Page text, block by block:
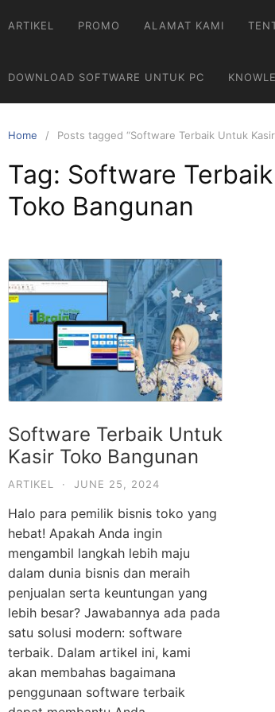
ARTIKEL PROMO ALAMAT KAMI
DOWNLOAD SOFTWARE UNTUK PC
Home Posts tagged “Software Terbaik Untuk
Tag: Software
Toko Bangunan
Software Terbaik Untuk
Kasir Toko Bangunan
ARTIKEL · JUNE 25, 2024
Halo para pemilik bisnis toko yang
hebat! Apakah Anda ingin
mengambil langkah lebih maju
dalam dunia bisnis dan meraih
penjualan serta keuntungan yang
lebih besar? Jawabannya ada pada
satu solusi modern: software
terbaik. Dalam artikel ini, kami
akan membahas bagaimana
penggunaan software terbaik